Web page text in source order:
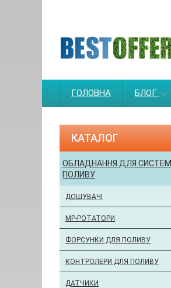
ГОЛОВНА БЛОГ
КАТАЛОГ
ОБЛАДНАННЯ ДЛЯ СИСТЕМ
ПОЛИВУ
ДОЩУВАЧІ
МР-РОТАТОРИ
ФОРСУНКИ ДЛЯ ПОЛИВУ
КОНТРОЛЕРИ ДЛЯ ПОЛИВУ
ДАТЧИКИ